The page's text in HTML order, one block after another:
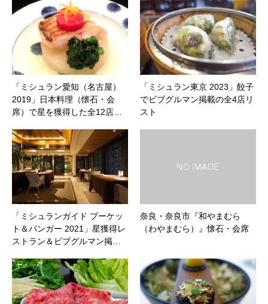
「ミシュラン愛知（名古屋）
2019」日本料理（懐石・会
席）で星を獲得した全12店…
「ミシュラン東京 2023」餃子
でビブグルマン掲載の全4店リ
スト
「ミシュランガイド プーケッ
ト＆パンガー 2021」星獲得レ
ストラン＆ビブグルマン掲…
奈良・奈良市『和やまむら
（わやまむら）』懐石・会席